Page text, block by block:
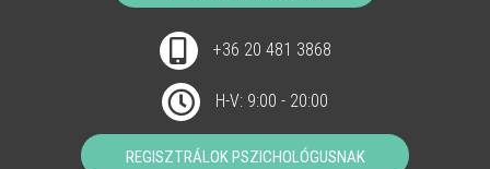
+36 20 481 3868
H-V: 9:00 - 20:00
REGISZTRÁLOK PSZICHOLÓGUSNAK